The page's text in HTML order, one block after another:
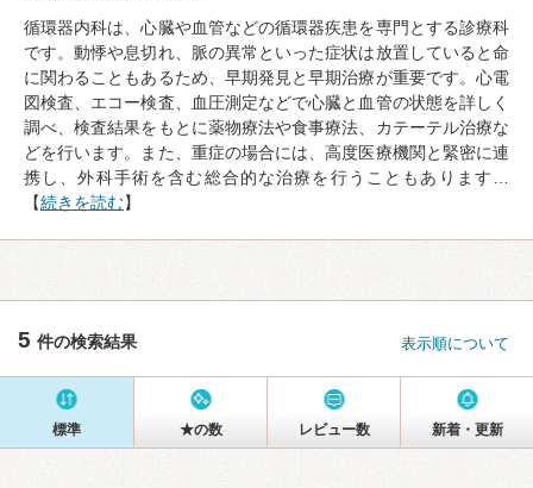
循環器内科は、心臓や血管などの循環器疾患を専門とする診療科
です。動悸や息切れ、脈の異常といった症状は放置していると命
に関わることもあるため、早期発見と早期治療が重要です。心電
図検査、エコー検査、血圧測定などで心臓と血管の状態を詳しく
調べ、検査結果をもとに薬物療法や食事療法、カテーテル治療な
どを行います。また、重症の場合には、高度医療機関と緊密に連
携し、外科手術を含む総合的な治療を行うこともあります…
【続きを読む】
5 件の検索結果 表示順について
標準 ★の数 レビュー数 新着・更新